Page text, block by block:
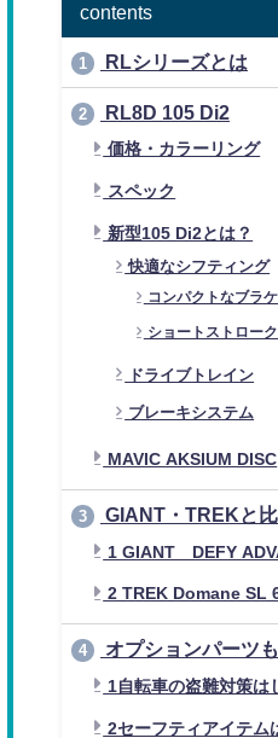
contents
1 RLシリーズとは
2 RL8D 105 Di2
価格・カラーリング
スペック
新型105 Di2とは？
快適なシフティング
コンパクトなブラ
ショートストロー
ドライブトレイン
ブレーキシステム
MAVIC AKSIUM DISC
3 GIANT・TREKと
1 GIANT DEFY
2 TREK Domane SL
4 オプションパーツ
1自転車の盗難対策は
2セーフティアイテム